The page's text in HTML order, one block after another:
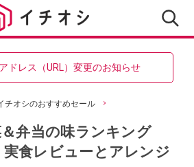
ドレス（URL）変更のお知らせ
チオシのおすすめセール
弁当の味ランキング
実食レビューとアレンジ